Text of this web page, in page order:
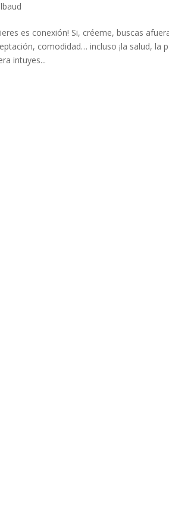
es conexión! Si, créeme, buscas
comodidad… incluso ¡la salud, la
intuyes...